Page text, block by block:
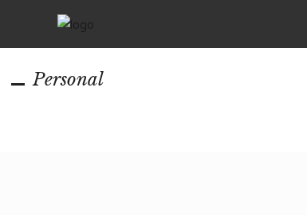
Personal